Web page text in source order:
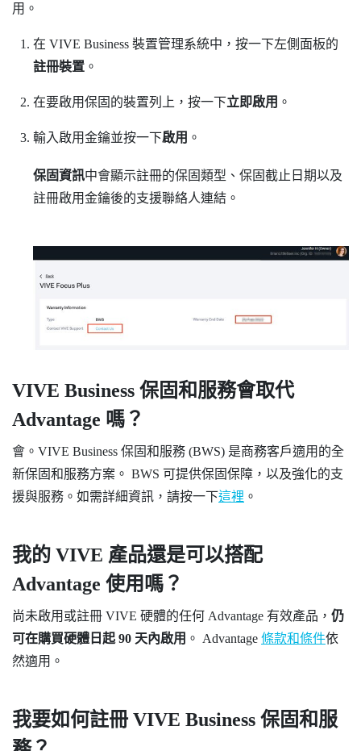
用。
在 VIVE Business 裝置管理系統中，按一下左側面板的
註冊裝置。
在要啟用保固的裝置列上，按一下立即啟用 。
輸入啟用金鑰並按一下啟用 。
保固資訊中會顯示註冊的保固類型、保固截止日期以及
註冊啟用金鑰後的支援聯絡人連結。
VIVE Business 保固和服務會取代
Advantage 嗎？
會。 VIVE Business 保固和服務 (BWS) 是商務客戶適用的全
新保固和服務方案。 BWS 可提供保固保障，以及強化的支
援與服務。如需詳細資訊，請按一下這裡 。
我的 VIVE 產品還是可以搭配
Advantage 使用嗎？
尚未啟用或註冊 VIVE 硬體的任何 Advantage 有效產品， 仍
可在購買硬體日起 90 天內啟用 。 Advantage 條款和條件依
然適用。
我要如何註冊VIVE Business 保固和服